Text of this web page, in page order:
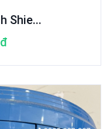
Shie...